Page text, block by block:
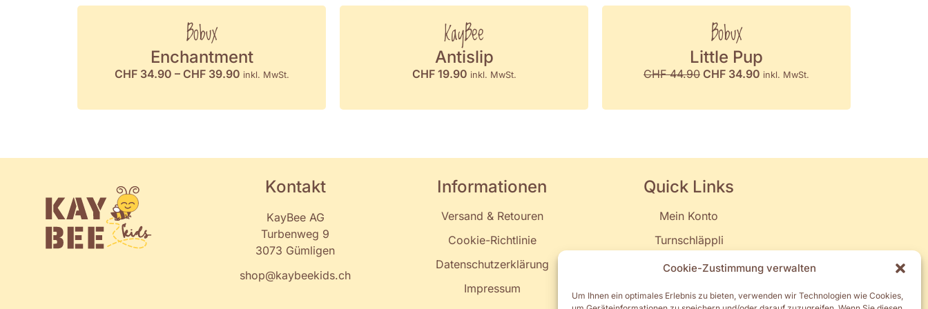
Cookie-Zustimmung verwalten
Um Ihnen ein optimales Erlebnis zu bieten, verwenden wir Technologien wie Cookies,
Bobux
Enchantment
CHF34.90 – CHF39.90 inkl. MwSt.
KayBee
Antislip
CHF19.90 inkl. MwSt.
Bobux
Little Pup
CHF44.90 CHF 34.90 inkl. MwSt.
Kontakt
KayBee AG
Turbenweg 9
3073 Gümligen
shop@kaybeekids.ch
Informationen
Versand & Retouren
Cookie-Richtlinie
Datenschutzerklärung
Impressum
Quick Links
Mein Konto
Turnschläppli
Muki-, Elki- & Vakiturnen